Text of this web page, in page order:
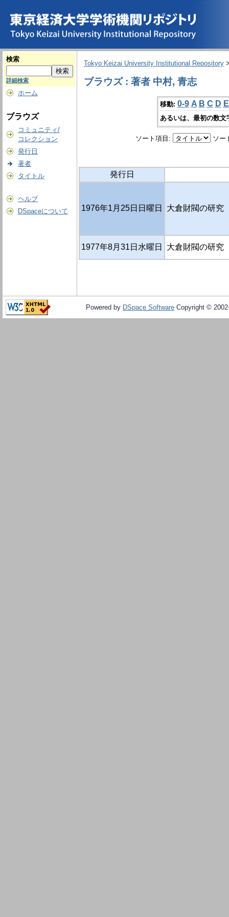
検索
詳細検索
ホーム
ブラウズ
コミュニティ/
コレクション
発行日
著者
タイトル
ヘルプ
DSpaceについて
Tokyo Keizai University Institutional Repository
ブラウズ : 著者 中村, 青志
移動: 0-9 A B C D E
あるいは、最初の数
ソート項目: ソー
発行日
1976年1月25日日曜日 大倉財閥の研究
1977年8月31日水曜日 大倉財閥の研究
Powered by DSpace Software Copyright ©